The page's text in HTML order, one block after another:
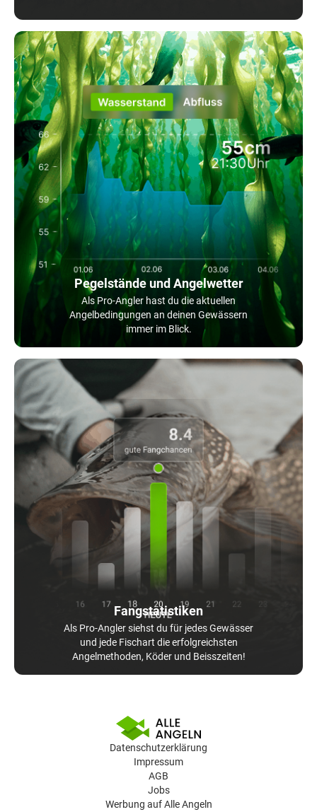
Pegelstände und Angelwetter
Als Pro-Angler hast du die aktuellen
Angelbedingungen an deinen Gewässern
immer im Blick.
Fangstatistiken
Als Pro-Angler siehst du für jedes Gewässer
und jede Fischart die erfolgreichsten
Angelmethoden, Köder und Beisszeiten!
Datenschutzerklärung
Impressum
AGB
Jobs
Werbung auf Alle Angeln